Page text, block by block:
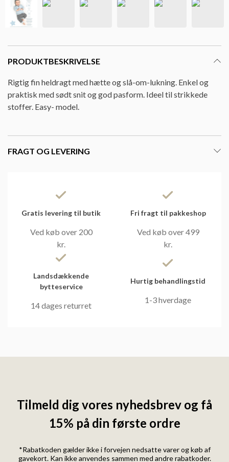
PRODUKTBESKRIVELSE
Rigtig fin heldragt med hætte og slå-om-lukning. Enkel og
praktisk med sødt snit og god pasform. Ideel til strikkede
stoffer. Easy- model.
FRAGT OG LEVERING
Gratis levering til butik
Ved køb over 200
kr.
Fri fragt til pakkeshop
Ved køb over 499
kr.
Landsdækkende
bytteservice
14 dages returret
Hurtig behandlingstid
1-3 hverdage
Tilmeld dig vores nyhedsbrev og få
15% på din første ordre
*Rabatkoden gælder ikke i forvejen nedsatte varer og køb af
gavekort. Kan ikke anvendes sammen med andre rabatkoder.